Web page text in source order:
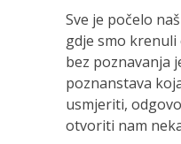
Sve je počelo
gdje smo krenuli
bez poznavanja
poznanstava
usmjeriti,
otvoriti nam